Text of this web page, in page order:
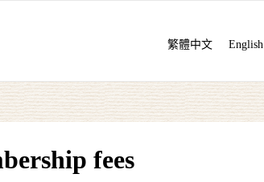
繁體中文 English
fees